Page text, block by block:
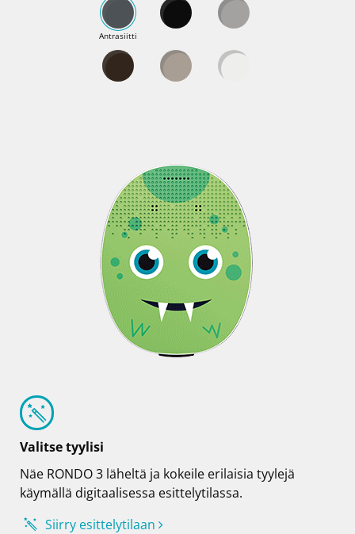
Antrasiitti
Valitse tyylisi
Näe RONDO 3 läheltä ja kokeile erilaisia tyylejä
käymällä digitaalisessa esittelytilassa.
Siirry esittelytilaan